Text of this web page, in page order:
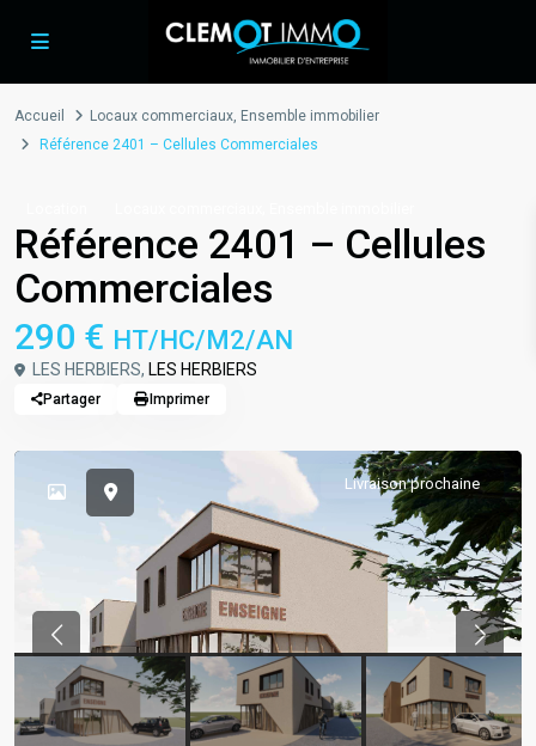
Accueil Locaux commerciaux, Ensemble immobilier
Référence 2401 – Cellules Commerciales
Référence 2401 – Cellules
Commerciales
290 € HT/HC/M2/AN
LES HERBIERS, LES HERBIERS
Partager Imprimer
Livraison prochaine
Previous